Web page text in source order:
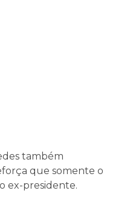
também
que somente o
ex-presidente.